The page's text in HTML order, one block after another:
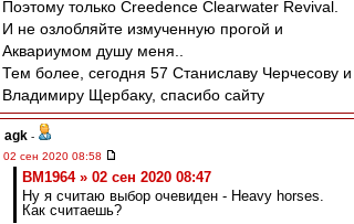
Поэтому только Creedence Clearwater Revival.
И не озлобляйте измученную прогой и
Аквариумом душу меня..
Тем более, сегодня 57 Станиславу Черчесову и
Владимиру Щербаку, спасибо сайту
agk -
02 сен 2020 08:58
BM1964 » 02 сен 2020 08:47
Ну я считаю выбор очевиден - Heavy horses.
Как считаешь?